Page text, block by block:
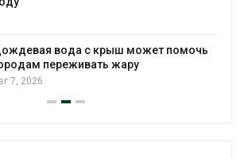
сентябре
Авг 6, 2026